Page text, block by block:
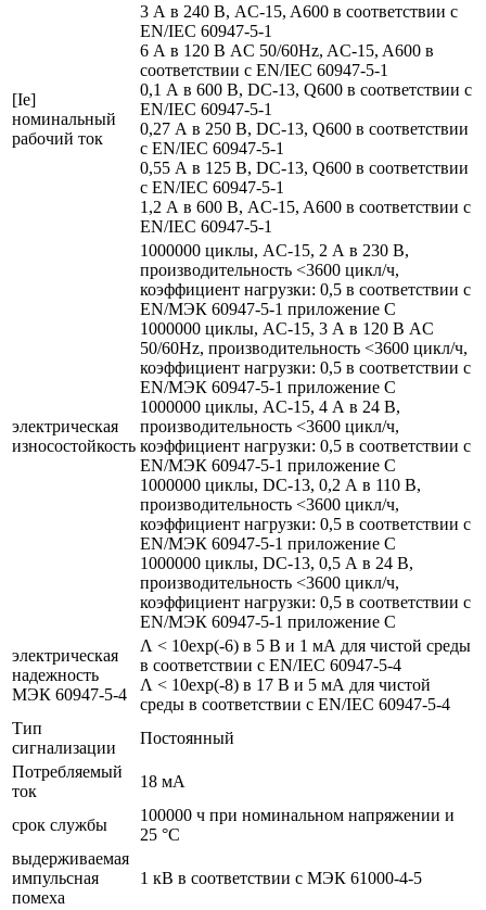
[Ie]
номинальный
рабочий ток
3 А в 240 В, AC-15, A600 в соответствии с
EN/IEC 60947-5-1
6 А в 120 В AC 50/60Hz, AC-15, A600 в
соответствии с EN/IEC 60947-5-1
0,1 А в 600 В, DC-13, Q600 в соответствии с
EN/IEC 60947-5-1
0,27 А в 250 В, DC-13, Q600 в соответствии
с EN/IEC 60947-5-1
0,55 А в 125 В, DC-13, Q600 в соответствии
с EN/IEC 60947-5-1
1,2 А в 600 В, AC-15, A600 в соответствии с
EN/IEC 60947-5-1
электрическая
износостойкость
1000000 циклы, AC-15, 2 А в 230 В,
производительность <3600 цикл/ч,
коэффициент нагрузки: 0,5 в соответствии с
EN/МЭК 60947-5-1 приложение С
1000000 циклы, AC-15, 3 А в 120 В AC
50/60Hz, производительность <3600 цикл/ч,
коэффициент нагрузки: 0,5 в соответствии с
EN/МЭК 60947-5-1 приложение С
1000000 циклы, AC-15, 4 А в 24 В,
производительность <3600 цикл/ч,
коэффициент нагрузки: 0,5 в соответствии с
EN/МЭК 60947-5-1 приложение С
1000000 циклы, DC-13, 0,2 А в 110 В,
производительность <3600 цикл/ч,
коэффициент нагрузки: 0,5 в соответствии с
EN/МЭК 60947-5-1 приложение С
1000000 циклы, DC-13, 0,5 А в 24 В,
производительность <3600 цикл/ч,
коэффициент нагрузки: 0,5 в соответствии с
EN/МЭК 60947-5-1 приложение С
электрическая
надежность
МЭК 60947-5-4
Λ < 10exp(-6) в 5 В и 1 мА для чистой среды
в соответствии с EN/IEC 60947-5-4
Λ < 10exp(-8) в 17 В и 5 мА для чистой
среды в соответствии с EN/IEC 60947-5-4
Тип
сигнализации
Постоянный
Потребляемый
ток
18 мА
срок службы
100000 ч при номинальном напряжении и
25 °C
выдерживаемая
импульсная
помеха
1 кВ в соответствии с МЭК 61000-4-5